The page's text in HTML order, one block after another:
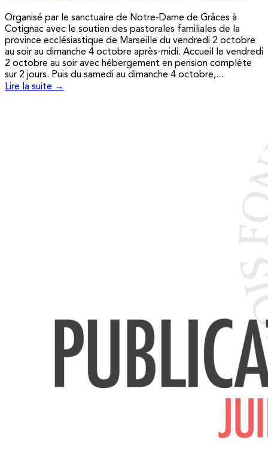
Organisé par le sanctuaire de Notre-Dame de Grâces à
Cotignac avec le soutien des pastorales familiales de la
province ecclésiastique de Marseille du vendredi 2 octobre
au soir au dimanche 4 octobre après-midi. Accueil le vendredi
2 octobre au soir avec hébergement en pension complète
sur 2 jours. Puis du samedi au dimanche 4 octobre,...
Lire la suite →